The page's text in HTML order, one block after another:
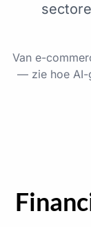
Van e-
— zie hoe AI-